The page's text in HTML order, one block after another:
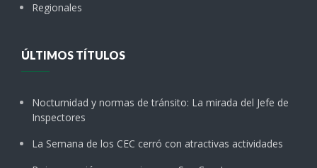
Regionales
ÚLTIMOS TÍTULOS
Nocturnidad y normas de tránsito: La mirada del Jefe de
Inspectores
La Semana de los CEC cerró con atractivas actividades